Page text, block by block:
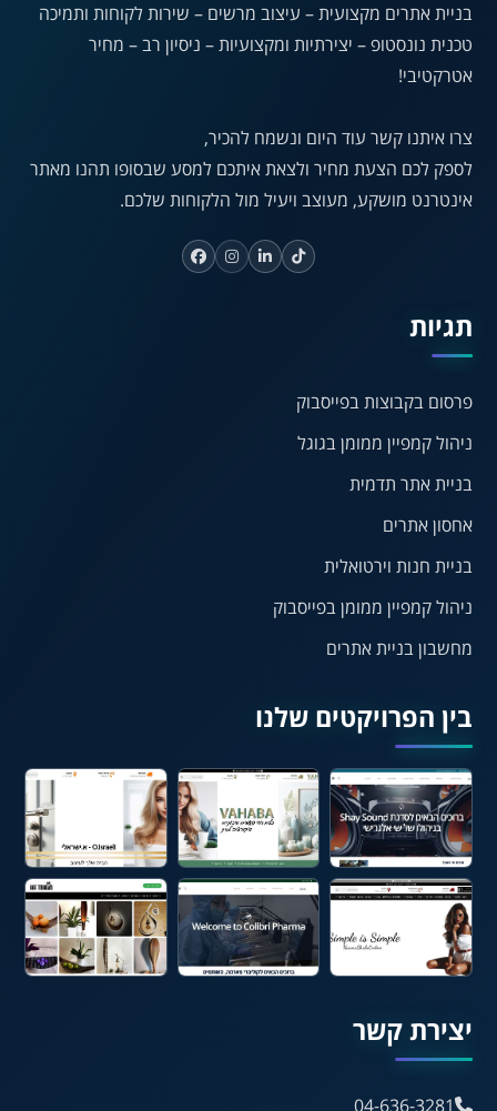
בניית אתרים מקצועית – עיצוב מרשים – שירות לקוחות ותמיכה
טכנית נונסטופ – יצירתיות ומקצועיות – ניסיון רב – מחיר
אטרקטיבי!
צרו איתנו קשר עוד היום ונשמח להכיר,
לספק לכם הצעת מחיר ולצאת איתכם למסע שבסופו תהנו מאתר
אינטרנט מושקע, מעוצב ויעיל מול הלקוחות שלכם.
תגיות
פרסום בקבוצות בפייסבוק
ניהול קמפיין ממומן בגוגל
בניית אתר תדמית
אחסון אתרים
בניית חנות וירטואלית
ניהול קמפיין ממומן בפייסבוק
מחשבון בניית אתרים
בין הפרויקטים שלנו
יצירת קשר
04-636-3281
◌
גווני אפור
☀
𝔸
גופן לדיסלקציה
🔗
הדגשת קישורים
ריווח טקסט
📖 דיסלקציה
עברית English
Русский العربية
Français
💾 שמור הגדרות 📂 טען הגדרות